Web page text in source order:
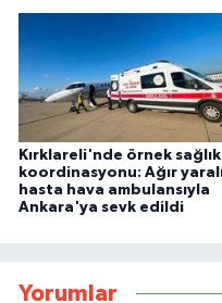
Kırklareli'nde örnek sağlık
koordinasyonu: Ağır
hasta hava ambulansıyla
Ankara'ya sevk edildi
Yorumlar